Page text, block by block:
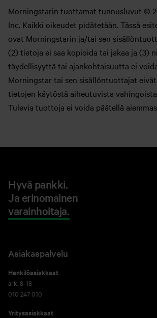
Morningstarin tuottamat tunnusluvut ©
Inc. Kaikki oikeudet pidätetään. Tässä
ovat Morningstarin ja/tai sen
(2) tietoja ei saa kopioida tai jakaa ja (3)
täydellisyyttä tai ajankohtaisuutta ei
Morningstar tai sen sisällöntuottajat
tietojen käytöstä aiheutuvista
Tulevia tuottoja ei voida päätellä
Hyvä pankki.
Ja erinomainen
varainhoitaja.
Asiakaspalvelu
Henkilöasiakkaat
ark. 8-18
010 247 010
Yritysasiakkaat